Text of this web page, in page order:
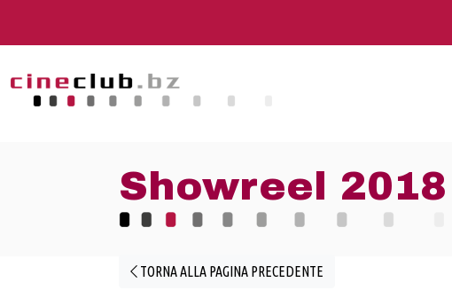
Showreel 2018
TORNA ALLA PAGINA PRECEDENTE